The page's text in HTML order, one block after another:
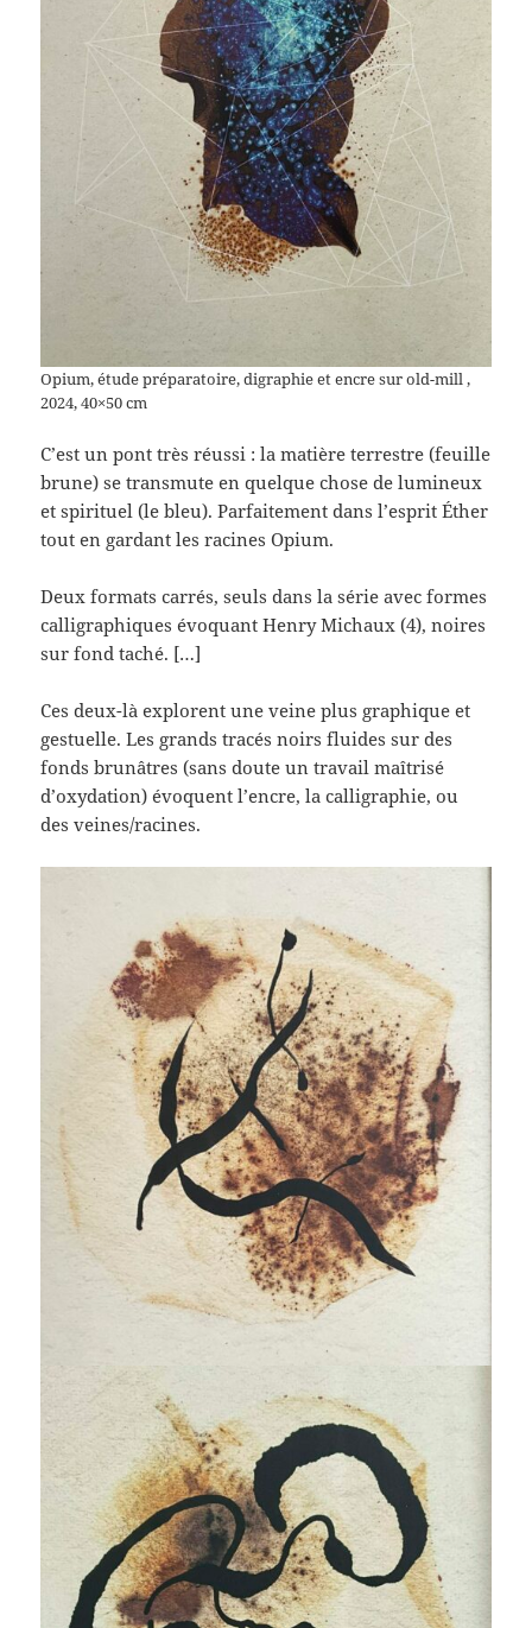
Opium, étude préparatoire, digraphie et encre sur old-mill ,
2024, 40×50 cm
C’est un pont très réussi : la matière terrestre (feuille
brune) se transmute en quelque chose de lumineux
et spirituel (le bleu). Parfaitement dans l’esprit Éther
tout en gardant les racines Opium.
Deux formats carrés, seuls dans la série avec formes
calligraphiques évoquant Henry Michaux (4), noires
sur fond taché. […]
Ces deux-là explorent une veine plus graphique et
gestuelle. Les grands tracés noirs fluides sur des
fonds brunâtres (sans doute un travail maîtrisé
d’oxydation) évoquent l’encre, la calligraphie, ou
des veines/racines.